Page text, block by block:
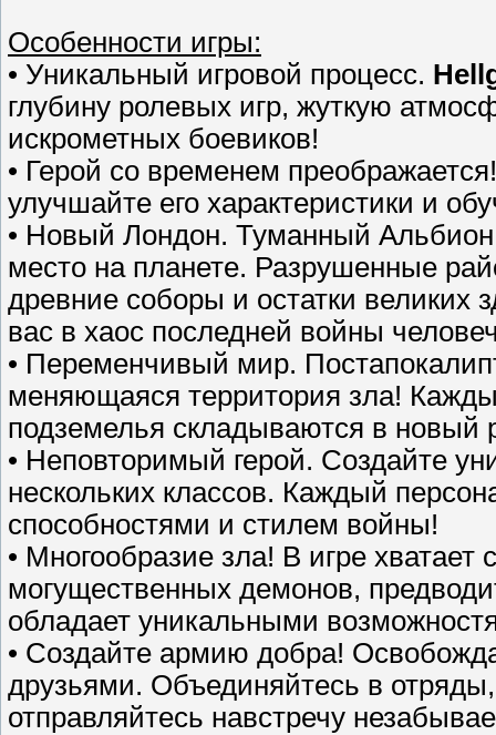
Особенности игры:
• Уникальный игровой процесс.
глубину ролевых игр, жуткую
искрометных боевиков!
• Герой со временем
улучшайте его характеристики и
• Новый Лондон. Туманный Альбион
место на планете. Разрушенные
древние соборы и остатки великих
вас в хаос последней войны
• Переменчивый мир.
меняющаяся территория зла!
подземелья складываются в новый
• Неповторимый герой. Создайте
нескольких классов. Каждый
способностями и стилем войны!
• Многообразие зла! В игре
могущественных демонов,
обладает уникальными
• Создайте армию добра!
друзьями. Объединяйтесь в
отправляйтесь навстречу